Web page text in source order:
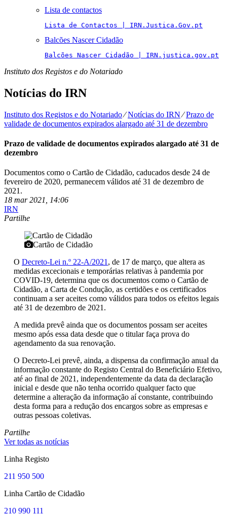
Lista de contactos
Lista de Contactos | IRN.Justica.Gov.pt
Balcões Nascer Cidadão
Balcões Nascer Cidadão | IRN.justica.gov.pt
Instituto dos Registos e do Notariado
Notícias do IRN
Instituto dos Registos e do Notariado⁄Notícias do IRN⁄Prazo de
validade de documentos expirados alargado até 31 de dezembro
Prazo de validade de documentos expirados alargado até 31 de
dezembro
Documentos como o Cartão de Cidadão, caducados desde 24 de
fevereiro de 2020, permanecem válidos até 31 de dezembro de
2021.
18 mar 2021, 14:06
IRN
Partilhe
Cartão de Cidadão
O Decreto-Lei n.º 22-A/2021 , de 17 de março, que altera as
medidas excecionais e temporárias relativas à pandemia por
COVID-19, determina que os documentos como o Cartão de
Cidadão, a Carta de Condução, as certidões e os certificados
continuam a ser aceites como válidos para todos os efeitos legais
até 31 de dezembro de 2021.
A medida prevê ainda que os documentos possam ser aceites
mesmo após essa data desde que o titular faça prova do
agendamento da sua renovação.
O Decreto-Lei prevê, ainda, a dispensa da confirmação anual da
informação constante do Registo Central do Beneficiário Efetivo,
até ao final de 2021, independentemente da data da declaração
inicial e desde que não tenha ocorrido qualquer facto que
determine a alteração da informação aí constante, contribuindo
desta forma para a redução dos encargos sobre as empresas e
outras pessoas coletivas.
Partilhe
Ver todas as notícias
Linha Registo
211 950 500
Linha Cartão de Cidadão
210 990 111